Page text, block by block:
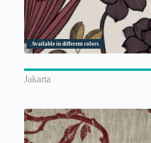
Available in different colors
Jakarta